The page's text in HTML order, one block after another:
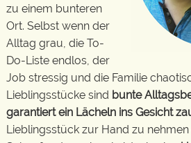
zu einem bunteren
Ort. Selbst wenn der
Alltag grau, die To-
Do-Liste endlos, der
Job stressig und die Familie
Lieblingsstücke sind bunte
garantiert ein Lächeln ins Gesicht
Lieblingsstück zur Hand zu